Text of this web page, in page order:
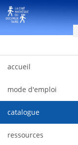
Saut au contenu
accueil
mode d'emploi
catalogue
ressources